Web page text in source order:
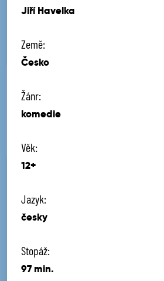
Jiří Havelka
Země:
Česko
Žánr:
komedie
Věk:
12+
Jazyk:
česky
Stopáž:
97 min.